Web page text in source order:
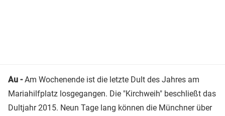
Au -Am Wochenende ist die letzte Dult des Jahres am
Mariahilfplatz losgegangen. Die "Kirchweih" beschließt das
Dultjahr 2015. Neun Tage lang können die Münchner über